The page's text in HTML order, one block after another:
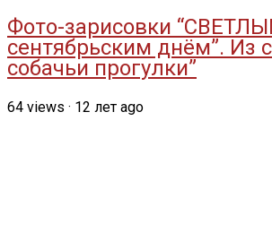
Фото-зарисовки
сентябрьским днём”. Из
собачьи прогулки”
64 views · 12 лет ago